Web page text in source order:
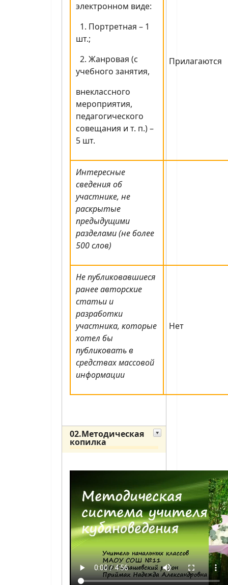
электронном виде:
1. Портретная – 1
шт.;
2. Жанровая (с
учебного занятия,
внеклассного
мероприятия,
педагогического
совещания и т. п.) –
5 шт.
Прилагаются
Интересные
сведения об
участнике, не
раскрытые
предыдущими
разделами (не более
500 слов)
Не публиковавшиеся
ранее авторские
статьи и
разработки
участника, которые
хотел бы
публиковать в
средствах массовой
информации
Нет
02.Методическая
копилка